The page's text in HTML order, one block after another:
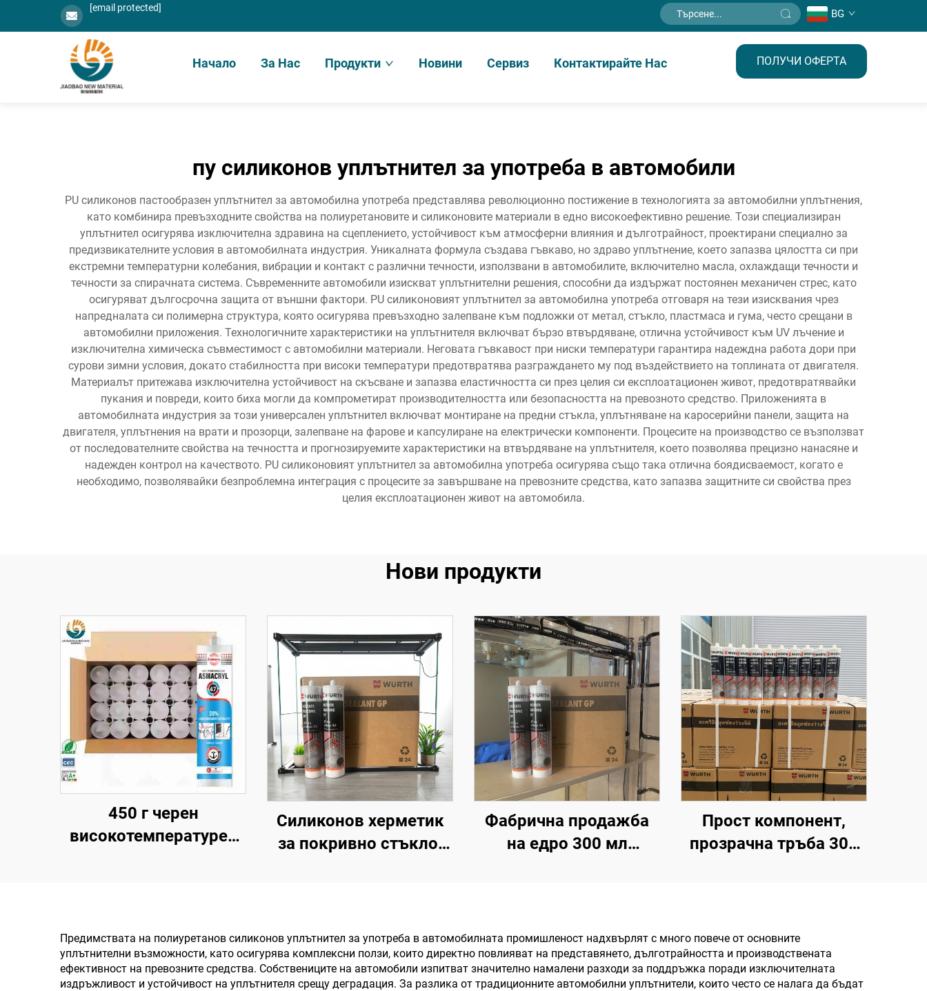
[email protected] BG
Начало За Нас Продукти Новини Сервиз Контактирайте Нас ПОЛУЧИ ОФЕРТА
пу силиконов уплътнител за употреба в автомобили
PU силиконов пастообразен уплътнител за автомобилна употреба представлява революционно постижение в технологията за автомобилни уплътнения,
като комбинира превъзходните свойства на полиуретановите и силиконовите материали в едно високоефективно решение. Този специализиран
уплътнител осигурява изключителна здравина на сцеплението, устойчивост към атмосферни влияния и дълготрайност, проектирани специално за
предизвикателните условия в автомобилната индустрия. Уникалната формула създава гъвкаво, но здраво уплътнение, което запазва цялостта си при
екстремни температурни колебания, вибрации и контакт с различни течности, използвани в автомобилите, включително масла, охлаждащи течности и
течности за спирачната система. Съвременните автомобили изискват уплътнителни решения, способни да издържат постоянен механичен стрес, като
осигуряват дългосрочна защита от външни фактори. PU силиконовият уплътнител за автомобилна употреба отговаря на тези изисквания чрез
напредналата си полимерна структура, която осигурява превъзходно залепване към подложки от метал, стъкло, пластмаса и гума, често срещани в
автомобилни приложения. Технологичните характеристики на уплътнителя включват бързо втвърдяване, отлична устойчивост към UV лъчение и
изключителна химическа съвместимост с автомобилни материали. Неговата гъвкавост при ниски температури гарантира надеждна работа дори при
сурови зимни условия, докато стабилността при високи температури предотвратява разграждането му под въздействието на топлината от двигателя.
Материалът притежава изключителна устойчивост на скъсване и запазва еластичността си през целия си експлоатационен живот, предотвратявайки
пукания и повреди, които биха могли да компрометират производителността или безопасността на превозното средство. Приложенията в
автомобилната индустрия за този универсален уплътнител включват монтиране на предни стъкла, уплътняване на каросерийни панели, защита на
двигателя, уплътнения на врати и прозорци, залепване на фарове и капсулиране на електрически компоненти. Процесите на производство се възползват
от последователните свойства на течността и прогнозируемите характеристики на втвърдяване на уплътнителя, което позволява прецизно нанасяне и
надежден контрол на качеството. PU силиконовият уплътнител за автомобилна употреба осигурява също така отлична боядисваемост, когато е
необходимо, позволявайки безпроблемна интеграция с процесите за завършване на превозните средства, като запазва защитните си свойства през
целия експлоатационен живот на автомобила.
Нови продукти
450 г черен
високотемпературен
Силиконов херметик
за покривно стъкло,
Фабрична продажба
на едро 300 мл
силиконов антимътен
херметик за
строителство
Прост компонент,
прозрачна тръба 300
Предимствата на полиуретанов силиконов уплътнител за употреба в автомобилната промишленост надхвърлят с много повече от основните
уплътнителни възможности, като осигурява комплексни ползи, които директно повлияват на представянето, дълготрайността и производствената
ефективност на превозните средства. Собствениците на автомобили изпитват значително намалени разходи за поддръжка поради изключителната
издръжливост и устойчивост на уплътнителя срещу деградация. За разлика от традиционните автомобилни уплътнители, които често се налага да бъдат